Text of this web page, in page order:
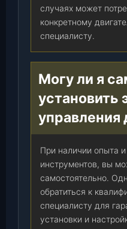
случаях может
конкретному
специалисту.
Могу ли я
установить
управления
При наличии опыта
инструментов, вы
самостоятельно.
обратиться к
специалисту для
установки и